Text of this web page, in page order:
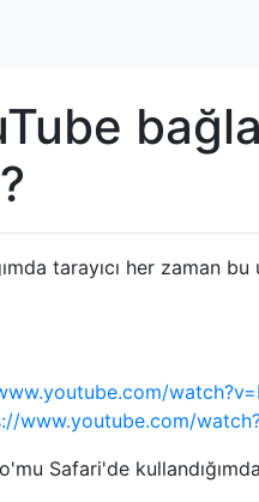
tarayıcı her zaman
www.youtube.com/
Safari'de